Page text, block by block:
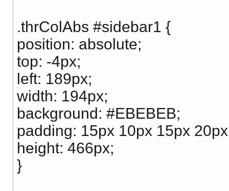
.thrColAbs #sidebar1 {
position: absolute;
top: -4px;
left: 189px;
width: 194px;
background: #EBEBEB;
padding: 15px 10px 15px
height: 466px;
}